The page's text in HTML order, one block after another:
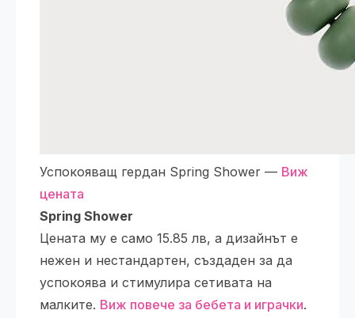
Успокояващ гердан Spring Shower — Виж
цената
Spring Shower
Цената му е само 15.85 лв, а дизайнът е
нежен и нестандартен, създаден за да
успокоява и стимулира сетивата на
малките. Виж повече за бебета и играчки.